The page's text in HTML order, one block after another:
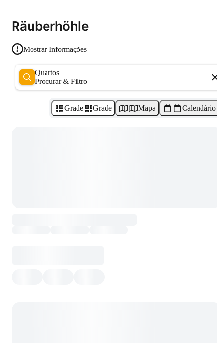
Räuberhöhle
Mostrar Informações
Quartos
Procurar & Filtro
Grade Grade Mapa Calendário